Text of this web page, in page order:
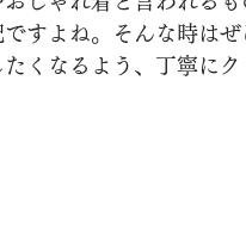
すよね。そんな時は
くなるよう、丁寧に